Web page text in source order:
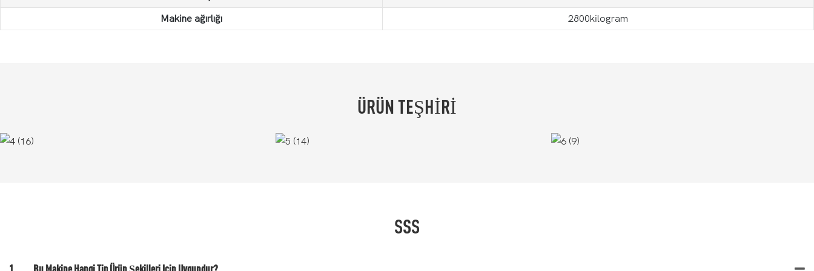
Makine ağırlığı 2800kilogram
ÜRÜN TEŞHIRI
SSS
1 Bu Makine Hangi Tip Ürün Şekilleri Için Uygundur?